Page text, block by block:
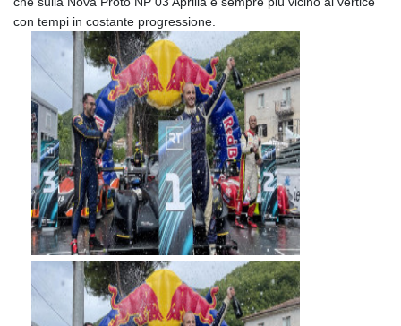
con tempi in costante progressione.